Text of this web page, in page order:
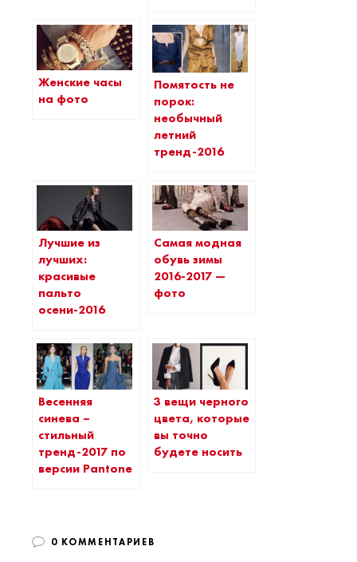
Женские часы
на фото
Помятость не
порок:
необычный
летний
тренд-2016
Лучшие из
лучших:
красивые
пальто
осени-2016
Самая модная
обувь зимы
2016-2017 —
фото
Весенняя
синева –
стильный
тренд-2017 по
версии Pantone
3 вещи черного
цвета, которые
вы точно
будете носить
0 КОММЕНТАРИЕВ